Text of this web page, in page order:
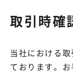
取引時確
当社における
ております。